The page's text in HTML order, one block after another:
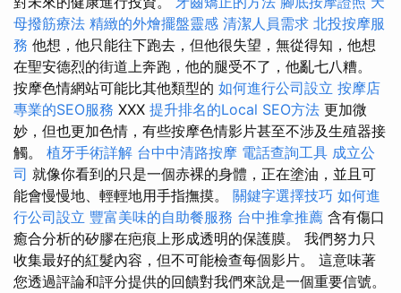
母撥筋療法 精緻的外燴擺盤靈感 清潔人員需求 北投按摩服
務 他想，他只能往下跑去，但他很失望，無從得知，他想
在聖安德烈的街道上奔跑，他的腿受不了，他亂七八糟。
按摩色情網站可能比其他類型的 如何進行公司設立 按摩店
專業的SEO服務 XXX 提升排名的Local SEO方法 更加微
妙，但也更加色情，有些按摩色情影片甚至不涉及生殖器接
觸。 植牙手術詳解 台中中清路按摩 電話查詢工具 成立公
司 就像你看到的只是一個赤裸的身體，正在塗油，並且可
能會慢慢地、輕輕地用手指撫摸。 關鍵字選擇技巧 如何進
行公司設立 豐富美味的自助餐服務 台中推拿推薦 含有傷口
癒合分析的矽膠在疤痕上形成透明的保護膜。 我們努力只
收集最好的紅髮內容，但不可能檢查每個影片。 這意味著
您透過評論和評分提供的回饋對我們來說是一個重要信號。